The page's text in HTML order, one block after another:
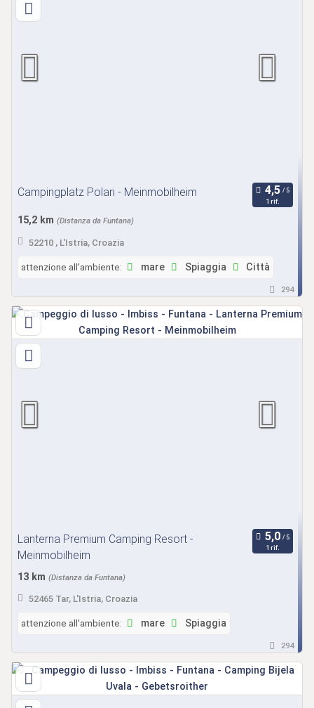
Campingplatz Polari - Meinmobilheim
1 rif.
15,2 km (Distanza da Funtana)
52210 , L'Istria, Croazia
attenzione all'ambiente: mare Spiaggia Città
294
Lanterna Premium Camping Resort -
Meinmobilheim
1 rif.
13 km (Distanza da Funtana)
52465 Tar, L'Istria, Croazia
attenzione all'ambiente: mare Spiaggia
294